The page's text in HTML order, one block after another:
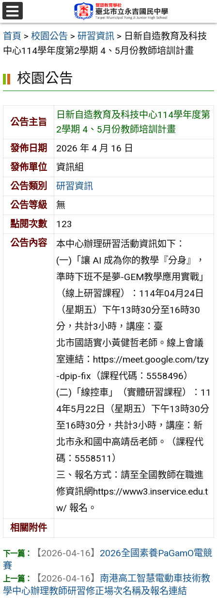
跳
至
主
要
區
選
單
首頁 > 校園公告 > 研習資訊 > 日新自造教育及科技
中心114學年度第2學期 4、5月份教師培訓計畫
校園公告
公告主旨
日新自造教育及科技中心114學年度第
2學期 4、5月份教師培訓計畫
發佈日期
2026 年 4 月 16 日
發佈單位
資訊組
公告類別
研習資訊
公告等級
無
點閱次數
123
公告內容
本中心辦理研習活動資訊如下：
(一)「讓 AI 成為你的教學『分身』，
準時下班不是夢-GEM教學應用實戰」
（線上研習課程）：114年04月24日
（星期五）下午13時30分至16時30
分，共計3小時，講座：臺
北市國語實小黃健哲老師。線上會議
室連結：https://meet.google.com/tzy
-dpip-fix（課程代碼：5558496）
(二)「線控車」（實體研習課程）：11
4年5月22日（星期五）下午13時30分
至16時30分，共計3小時，講座：新
北市永和國中高靖岳老師。（課程代
碼：5558511）
三、報名方式：請至全國教師在職進
修資訊網https://www3.inservice.edu.t
w/ 報名。
相關附件
【2026-04-16】 2026全國素養PaGamO電競
賽
【2026-04-16】 南港高工智慧電動車技術教
學中心辦理教師研習修正場次名稱及報名連結